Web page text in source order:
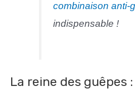
combinaison anti-
indispensable !
La reine des guêpes